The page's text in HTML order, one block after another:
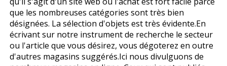
que les nombreuses catégories sont très bien
désignées. La sélection d'objets est très évidente.En
écrivant sur notre instrument de recherche le secteur
ou l'article que vous désirez, vous dégoterez en outre
d'autres magasins suggérés.Ici nous divulguons de